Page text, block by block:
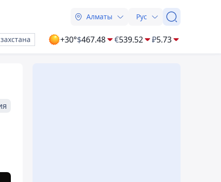
Алматы Рус
+30°$467.48 €539.52 ₽5.73